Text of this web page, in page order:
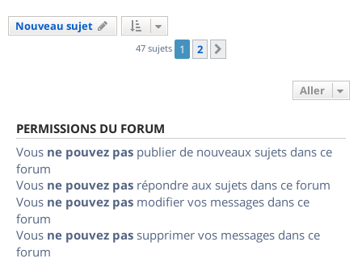
Nouveau sujet
47 sujets 1 2
Aller
PERMISSIONS DU FORUM
Vous ne pouvez pas publier de nouveaux sujets dans ce
forum
Vous ne pouvez pas répondre aux sujets dans ce forum
Vous ne pouvez pas modifier vos messages dans ce
forum
Vous ne pouvez pas supprimer vos messages dans ce
forum